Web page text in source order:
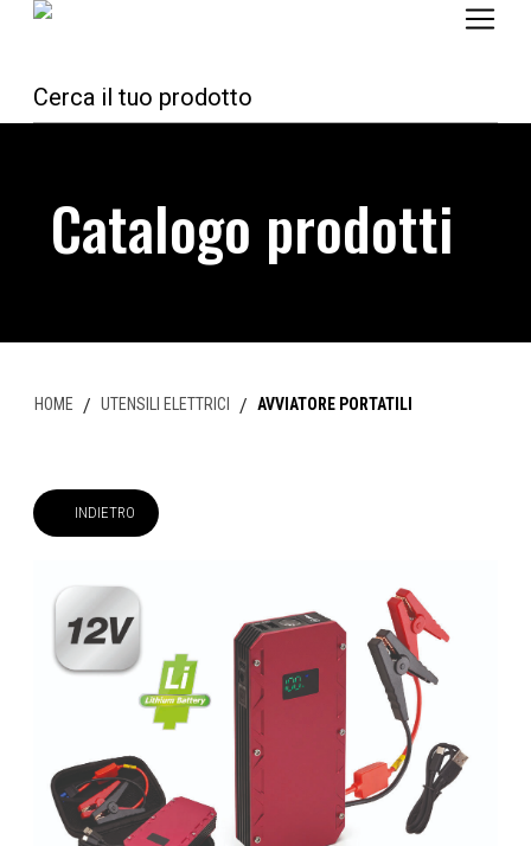
Catalogo prodotti
HOME /UTENSILI ELETTRICI /AVVIATORE PORTATILI
INDIETRO